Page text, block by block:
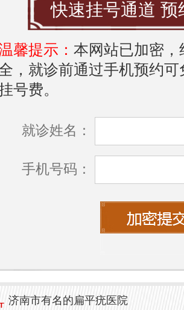
希望以上信息对您有所帮
快速挂号通道 预
馨提示：本网站已加密
，就诊前通过手机预约
号费。
就诊姓名：
手机号码：
济南市有名的扁平疣医院